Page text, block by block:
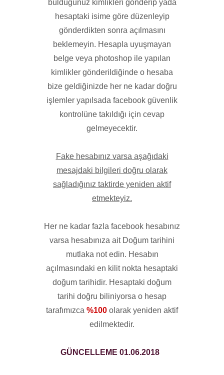
bulduğunuz kimlikleri gönderip yada
hesaptaki isime göre düzenleyip
gönderdikten sonra açılmasını
beklemeyin. Hesapla uyuşmayan
belge veya photoshop ile yapılan
kimlikler gönderildiğinde o hesaba
bize geldiğinizde her ne kadar doğru
işlemler yapılsada facebook güvenlik
kontrolüne takıldığı için cevap
gelmeyecektir.
Fake hesabınız varsa aşağıdaki
mesajdaki bilgileri doğru olarak
sağladığınız taktirde yeniden aktif
etmekteyiz.
Her ne kadar fazla facebook hesabınız
varsa hesabınıza ait Doğum tarihini
mutlaka not edin. Hesabın
açılmasındaki en kilit nokta hesaptaki
doğum tarihidir. Hesaptaki doğum
tarihi doğru biliniyorsa o hesap
tarafımızca %100 olarak yeniden aktif
edilmektedir.
GÜNCELLEME 01.06.2018